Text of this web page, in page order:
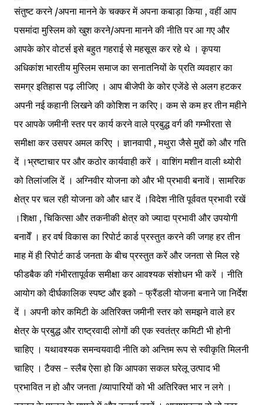
संतुष्ट करने /अपना मानने के चक्कर में अपना कबाड़ा किया , वहीं आप
पसमांदा मुस्लिम को खुश करने/अपना मानने की नीति पर आ गए और
आपके कोर वोटर्स इसे बहुत गहराई से महसूस कर रहे थे । कृपया
अधिकांश भारतीय मुस्लिम समाज का सनातनियों के प्रति व्यवहार का
समग्र इतिहास पढ़ लीजिए । आप बीजेपी के कोर एजेंडे से अलग हटकर
अपनी नई कहानी लिखने की कोशिश न करिए। कम से कम हर तीन महीने
पर आपके जमीनी स्तर पर कार्य करने वाले प्रबुद्ध वर्ग की गम्भीरता से
समीक्षा कर उसपर अमल करिए । ज्ञानवापी , मथुरा जैसे मुद्दों को और गति
दें ।भ्रष्टाचार पर और कठोर कार्यवाही करें । वाशिंग मशीन वाली थ्योरी
को तिलांजलि दें । अग्निवीर योजना को और भी प्रभावी बनावें। सामरिक
क्षेत्र पर चल रही योजना को और धार दें ।विदेश नीति पूर्ववत प्रभावी रखें
।शिक्षा , चिकित्सा और तकनीकी क्षेत्र को ज्यादा प्रभावी और उपयोगी
बनावेँ । हर वर्ष विकास का रिपोर्ट कार्ड प्रस्तुत करने की जगह हर तीन
माह में ही रिपोर्ट कार्ड जनता के बीच प्रस्तुत करें और जनता से मिल रहे
फीडबैक की गंभीरतापूर्वक समीक्षा कर आवश्यक संशोधन भी करें । नीति
आयोग को दीर्घकालिक स्पष्ट और इको - फ्रैंडली योजना बनाने जा निर्देश
दें । अपनी कोर कमिटी के अतिरिक्त जमीनी स्तर को समझने वाले हर
क्षेत्र के प्रबुद्ध और राष्ट्रवादी लोगों की एक स्वतंत्र कमिटी भी होनी
चाहिए । यथावश्यक समन्वयवादी नीति को अन्तिम रूप से स्वीकृति मिलनी
चाहिए । टैक्स - स्लैब ऐसा हो कि आपका सकल घरेलू उत्पाद भी
प्रभावित न हो और जनता /व्यापारियों को भी अतिरिक्त भार न लगे ।